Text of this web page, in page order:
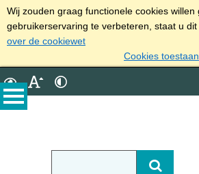
Wij zouden graag functionele cookies willen
gebruikerservaring te verbeteren, staat u
over de cookiewet
Cookies toestaan